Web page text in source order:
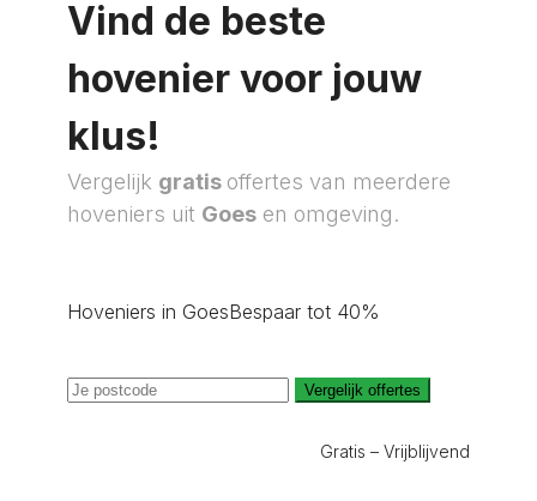
Vind de beste
hovenier voor jouw
klus!
Vergelijk gratis offertes van meerdere
hoveniers uit Goes en omgeving.
Hoveniers in GoesBespaar tot 40%
Vergelijk offertes
Gratis – Vrijblijvend